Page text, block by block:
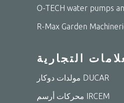
O-TECH water pumps
R-Max Garden
التجارية
مولدات دوكار DUCAR
محركات أرسم IRCEM